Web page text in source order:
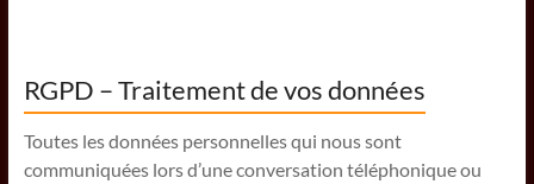
RGPD – Traitement de vos données
Toutes les données personnelles qui nous sont
communiquées lors d’une conversation téléphonique ou